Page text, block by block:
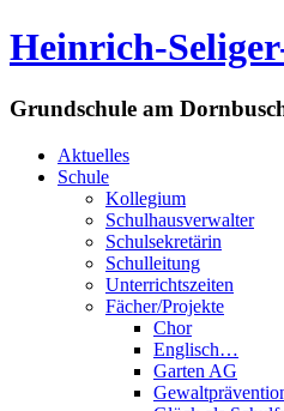
Heinrich-
Grundschule am
Aktuelles
Schule
Kollegium
Schulhausverwalter
Schulsekretärin
Schulleitung
Unterrichtszeiten
Fächer/Projekte
Chor
Englisch…
Garten AG